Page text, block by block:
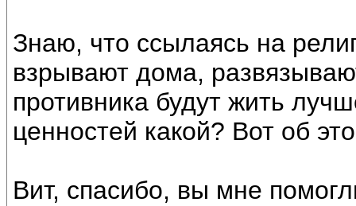
Знаю, что ссылаясь на
взрывают дома,
противника будут жить
ценностей какой? Вот об
Вит, спасибо, вы мне